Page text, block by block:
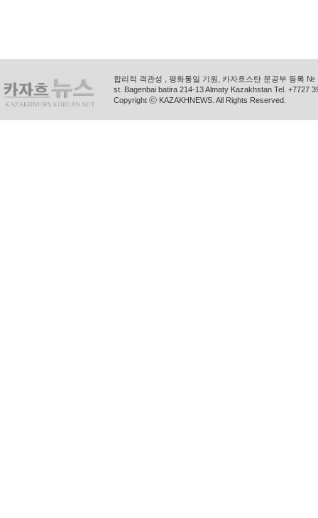
합리적 객관성 , 평화통일 기원, 카자흐스탄 문공부 등록
st. Bagenbai batira 214-13 Almaty Kazakhstan Tel. +7727
Copyright ⓒ KAZAKHNEWS. All Rights Reserved.